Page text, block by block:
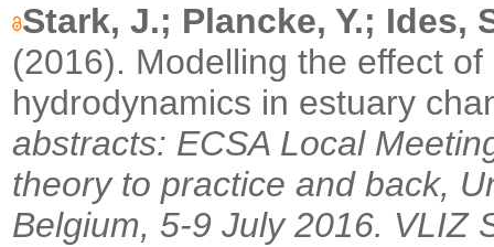
Stark, J.; Plancke, Y.; Ides,
(2016). Modelling the effect
hydrodynamics in estuary
abstracts: ECSA Local
theory to practice and back,
Belgium, 5-9 July 2016. VLIZ